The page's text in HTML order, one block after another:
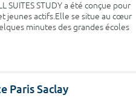
SUITES STUDY a été conçue pour
jeunes actifs.Elle se situe au cœur
minutes des grandes écoles
Paris Saclay